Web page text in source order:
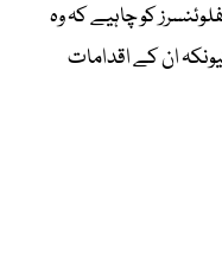
کو چاہیے کہ وہ
ان کے اقدامات